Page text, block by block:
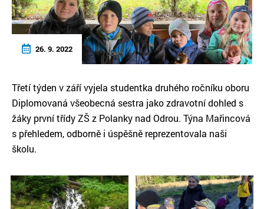
26. 9. 2022
Třetí týden v září vyjela studentka druhého ročníku oboru
Diplomovaná všeobecná sestra jako zdravotní dohled s
žáky první třídy ZŠ z Polanky nad Odrou. Týna Mařincová
s přehledem, odborně i úspěšně reprezentovala naši
školu.